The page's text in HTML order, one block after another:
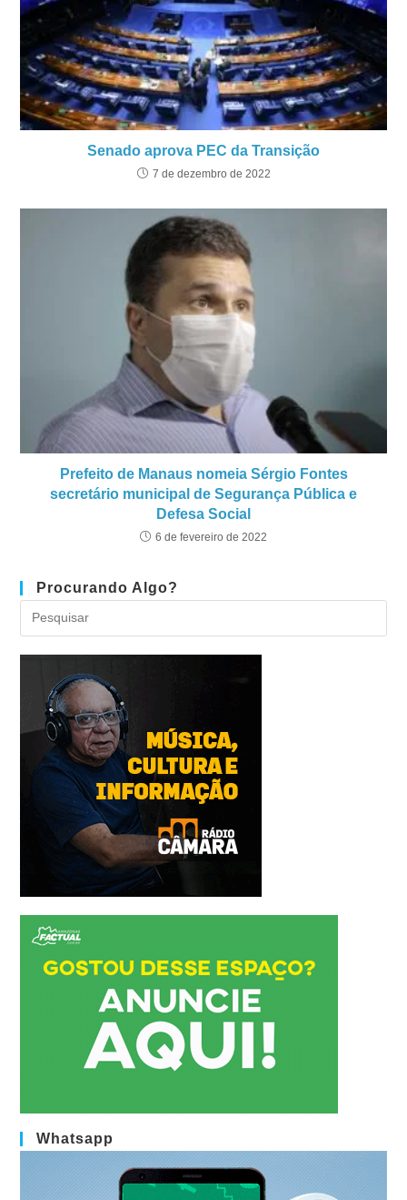
Senado aprova PEC da Transição
7 de dezembro de 2022
Prefeito de Manaus nomeia Sérgio Fontes
secretário municipal de Segurança Pública e
Defesa Social
6 de fevereiro de 2022
Procurando Algo?
Whatsapp